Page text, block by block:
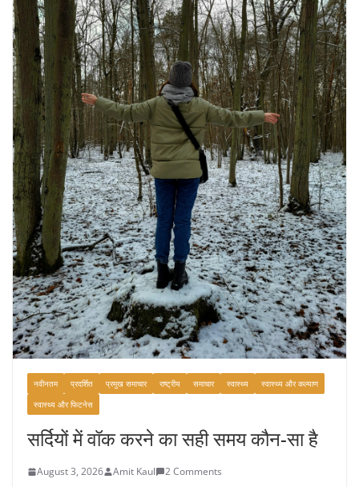
उत्पादकता को दोगुना कर देंगे
August 7, 2026 0 Comments
नवीनतम प्रदर्शित प्रमुख समाचार राष्ट्रीय समाचार स्वास्थ्य
स्वास्थ्य और कल्याण
स्वास्थ्य और फिटनेस
सर्दियों में वॉक करने का सही समय कौन-सा है
August 3, 2026 Amit Kaul 2 Comments